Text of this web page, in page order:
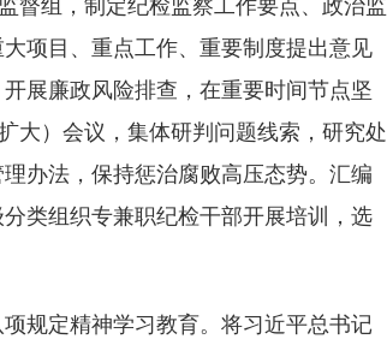
督组，制定纪检监察工作要点、政治监
项目、重点工作、重要制度提出意见
展廉政风险排查，在重要时间节点坚
大）会议，集体研判问题线索，研究处
办法，保持惩治腐败高压态势。汇编
类组织专兼职纪检干部开展培训，选
规定精神学习教育。将习近平总书记